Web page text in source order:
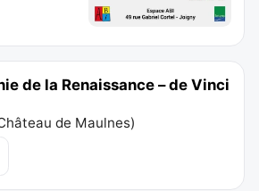
de la Renaissance – de Vinci
de Maulnes)